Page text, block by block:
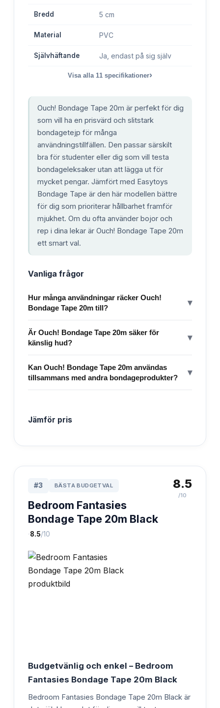
Bredd 5 cm
Material PVC
Självhäftande Ja, endast på sig själv
Visa alla 11 specifikationer›
Ouch! Bondage Tape 20m är perfekt för dig
som vill ha en prisvärd och slitstark
bondagetejp för många
användningstillfällen. Den passar särskilt
bra för studenter eller dig som vill testa
bondageleksaker utan att lägga ut för
mycket pengar. Jämfört med Easytoys
Bondage Tape är den här modellen bättre
för dig som prioriterar hållbarhet framför
mjukhet. Om du ofta använder bojor och
rep i dina lekar är Ouch! Bondage Tape 20m
ett smart val.
Vanliga frågor
Hur många användningar räcker Ouch!
Bondage Tape 20m till?
▾
Är Ouch! Bondage Tape 20m säker för
känslig hud?
▾
Kan Ouch! Bondage Tape 20m användas
tillsammans med andra bondageprodukter?
▾
Jämför pris
#3 BÄSTA BUDGETVAL
Bedroom Fantasies
Bondage Tape 20m Black
·8.5/10
8.5
/10
Budgetvänlig och enkel – Bedroom
Fantasies Bondage Tape 20m Black
Bedroom Fantasies Bondage Tape 20m Black är